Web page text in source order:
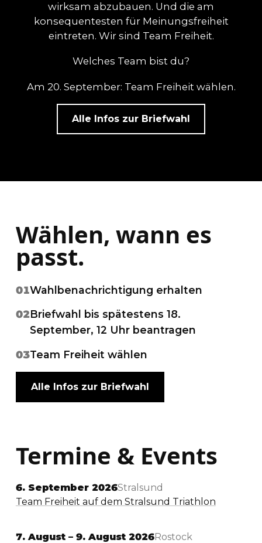
wirksam abzubauen. Und die am
konsequentesten für Meinungsfreiheit
eintreten. Wir sind Team Freiheit.
Welches Team bist du?
Am 20. September: Team Freiheit wählen.
Alle Infos zur Briefwahl
Wählen, wann es
passt.
01Wahlbenachrichtigung erhalten
02Briefwahl bis spätestens 18.
September, 12 Uhr beantragen
03Team Freiheit wählen
Alle Infos zur Briefwahl
Termine & Events
6. September 2026Stralsund
Team Freiheit auf dem Stralsund Triathlon
7. August – 9. August 2026Rostock